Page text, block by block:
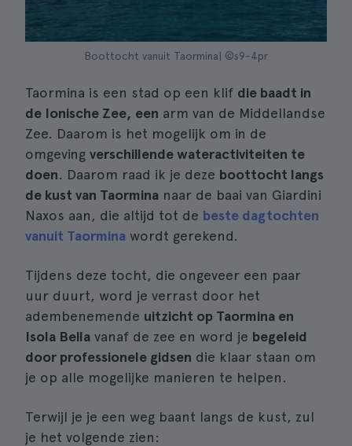
Boottocht vanuit Taormina| ©s9-4pr
Taormina is een stad op een klif die baadt in
de Ionische Zee, een arm van de Middellandse
Zee. Daarom is het mogelijk om in de
omgeving verschillende wateractiviteiten te
doen. Daarom raad ik je deze boottocht langs
de kust van Taormina naar de baai van Giardini
Naxos aan, die altijd tot de beste dagtochten
vanuit Taormina wordt gerekend.
Tijdens deze tocht, die ongeveer een paar
uur duurt, word je verrast door het
adembenemende uitzicht op Taormina en
Isola Bella vanaf de zee en word je begeleid
door professionele gidsen die klaar staan om
je op alle mogelijke manieren te helpen.
Terwijl je je een weg baant langs de kust, zul
je het volgende zien: